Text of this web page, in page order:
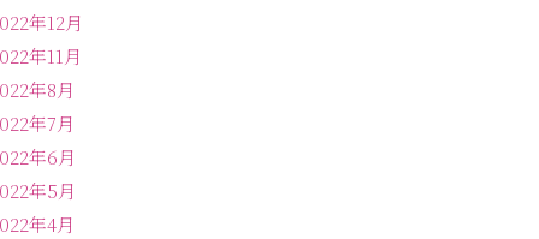
年12月
年11月
年8月
年7月
年6月
年5月
年4月